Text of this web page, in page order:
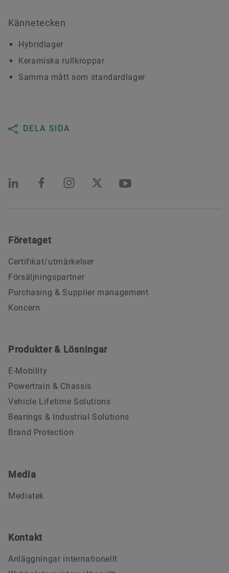
Kännetecken
Hybridlager
Keramiska rullkroppar
Samma mått som standardlager
DELA SIDA
Företaget
Certifikat/utmärkelser
Försäljningspartner
Purchasing & Supplier management
Koncern
Produkter & Lösningar
E-Mobility
Powertrain & Chassis
Vehicle Lifetime Solutions
Bearings & Industrial Solutions
Brand Protection
Media
Mediatek
Kontakt
Anläggningar internationellt